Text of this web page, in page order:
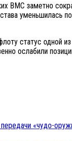
ВМС заметно
статус одной
ослабили